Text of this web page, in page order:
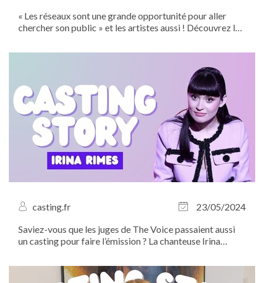
« Les réseaux sont une grande opportunité pour aller
chercher son public » et les artistes aussi ! Découvrez le
casting.fr
23/05/2024
Saviez-vous que les juges de The Voice passaient aussi
un casting pour faire l’émission ? La chanteuse Irina